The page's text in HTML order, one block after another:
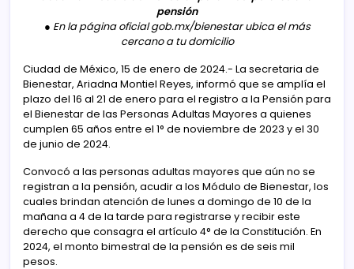
pensión
● En la página oficial gob.mx/bienestar ubica el más
cercano a tu domicilio
Ciudad de México, 15 de enero de 2024.- La secretaria de
Bienestar, Ariadna Montiel Reyes, informó que se amplía el
plazo del 16 al 21 de enero para el registro a la Pensión para
el Bienestar de las Personas Adultas Mayores a quienes
cumplen 65 años entre el 1° de noviembre de 2023 y el 30
de junio de 2024.
Convocó a las personas adultas mayores que aún no se
registran a la pensión, acudir a los Módulo de Bienestar, los
cuales brindan atención de lunes a domingo de 10 de la
mañana a 4 de la tarde para registrarse y recibir este
derecho que consagra el artículo 4° de la Constitución. En
2024, el monto bimestral de la pensión es de seis mil
pesos.